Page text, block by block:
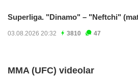
Superliga. "Dinamo" – "Neftchi"
03.08.2026 20:32 3810 47
MMA (UFC) videolar